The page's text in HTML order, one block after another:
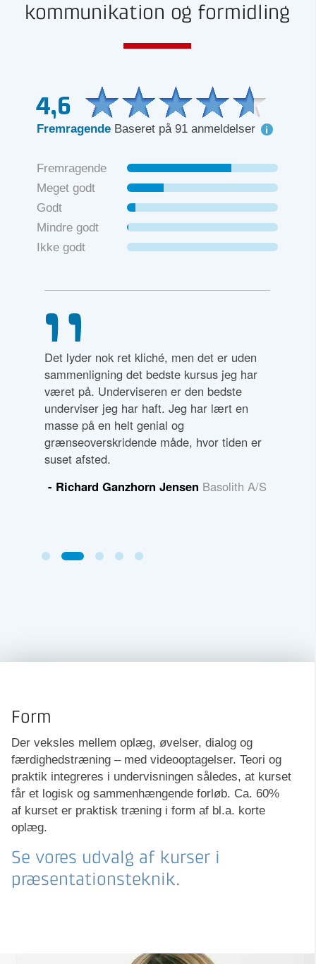
kommunikation og formidling
4,6
Fremragende Baseret på 91 anmeldelser
Fremragende
Meget godt
Godt
Mindre godt
Ikke godt
Det lyder nok ret kliché, men det er uden
sammenligning det bedste kursus jeg har
været på. Underviseren er den bedste
underviser jeg har haft. Jeg har lært en
masse på en helt genial og
grænseoverskridende måde, hvor tiden er
suset afsted.
- Richard Ganzhorn Jensen Basolith A/S
Form
Der veksles mellem oplæg, øvelser, dialog og
færdighedstræning – med videooptagelser. Teori og
praktik integreres i undervisningen således, at kurset
får et logisk og sammenhængende forløb. Ca. 60%
af kurset er praktisk træning i form af bl.a. korte
oplæg.
Se vores udvalg af kurser i
præsentationsteknik.